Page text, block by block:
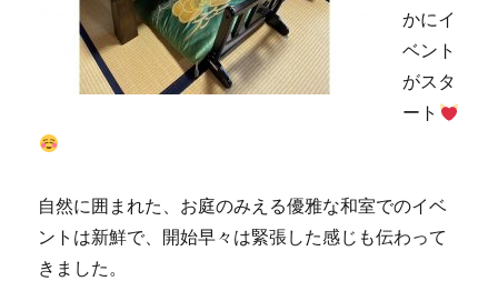
かにイ
ベント
がスタ
ート
自然に囲まれた、お庭のみえる優雅な和室でのイベ
ントは新鮮で、開始早々は緊張した感じも伝わって
きました。